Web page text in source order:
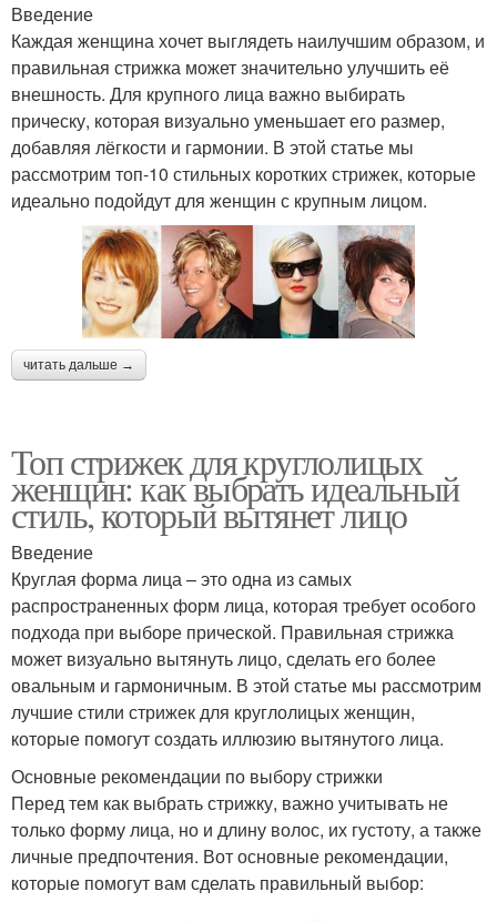
Введение
Каждая женщина хочет выглядеть наилучшим образом, и
правильная стрижка может значительно улучшить её
внешность. Для крупного лица важно выбирать
прическу, которая визуально уменьшает его размер,
добавляя лёгкости и гармонии. В этой статье мы
рассмотрим топ-10 стильных коротких стрижек, которые
идеально подойдут для женщин с крупным лицом.
читать дальше →
Топ стрижек для круглолицых
женщин: как выбрать идеальный
стиль, который вытянет лицо
Введение
Круглая форма лица – это одна из самых
распространенных форм лица, которая требует особого
подхода при выборе прической. Правильная стрижка
может визуально вытянуть лицо, сделать его более
овальным и гармоничным. В этой статье мы рассмотрим
лучшие стили стрижек для круглолицых женщин,
которые помогут создать иллюзию вытянутого лица.
Основные рекомендации по выбору стрижки
Перед тем как выбрать стрижку, важно учитывать не
только форму лица, но и длину волос, их густоту, а также
личные предпочтения. Вот основные рекомендации,
которые помогут вам сделать правильный выбор: